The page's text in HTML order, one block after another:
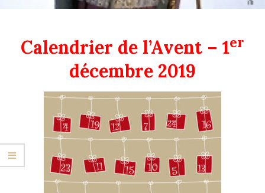
Calendrier de l’Avent – 1er
décembre 2019